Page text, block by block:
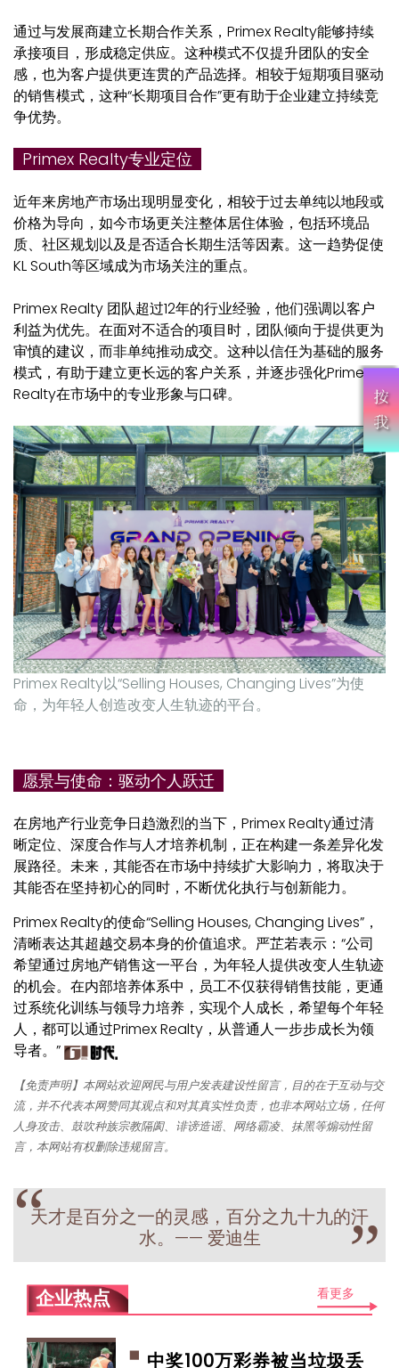
通过与发展商建立长期合作关系，Primex Realty能够持续
承接项目，形成稳定供应。这种模式不仅提升团队的安全
感，也为客户提供更连贯的产品选择。相较于短期项目驱动
的销售模式，这种“长期项目合作”更有助于企业建立持续竞
争优势。
Primex Realty专业定位
近年来房地产市场出现明显变化，相较于过去单纯以地段或
价格为导向，如今市场更关注整体居住体验，包括环境品
质、社区规划以及是否适合长期生活等因素。这一趋势促使
KL South等区域成为市场关注的重点。
Primex Realty 团队超过12年的行业经验，他们强调以客户
利益为优先。在面对不适合的项目时，团队倾向于提供更为
审慎的建议，而非单纯推动成交。这种以信任为基础的服务
模式，有助于建立更长远的客户关系，并逐步强化Primex
Realty在市场中的专业形象与口碑。
Primex Realty以“Selling Houses, Changing Lives”为使
命，为年轻人创造改变人生轨迹的平台。
愿景与使命：驱动个人跃迁
在房地产行业竞争日趋激烈的当下，Primex Realty通过清
晰定位、深度合作与人才培养机制，正在构建一条差异化发
展路径。未来，其能否在市场中持续扩大影响力，将取决于
其能否在坚持初心的同时，不断优化执行与创新能力。
Primex Realty的使命“Selling Houses, Changing Lives”，
清晰表达其超越交易本身的价值追求。严芷若表示：“公司
希望通过房地产销售这一平台，为年轻人提供改变人生轨迹
的机会。在内部培养体系中，员工不仅获得销售技能，更通
过系统化训练与领导力培养，实现个人成长，希望每个年轻
人，都可以通过Primex Realty，从普通人一步步成长为领
导者。”
【免责声明】本网站欢迎网民与用户发表建设性留言，目的在于互动与交
流，并不代表本网赞同其观点和对其真实性负责，也非本网站立场，任何
人身攻击、鼓吹种族宗教隔阂、诽谤造谣、网络霸凌、抹黑等煽动性留
言，本网站有权删除违规留言。
“天才是百分之一的灵感，百分之九十九的汗
水。—— 爱迪生
”
企业热点 看更多
中奖100万彩券被当垃圾丢